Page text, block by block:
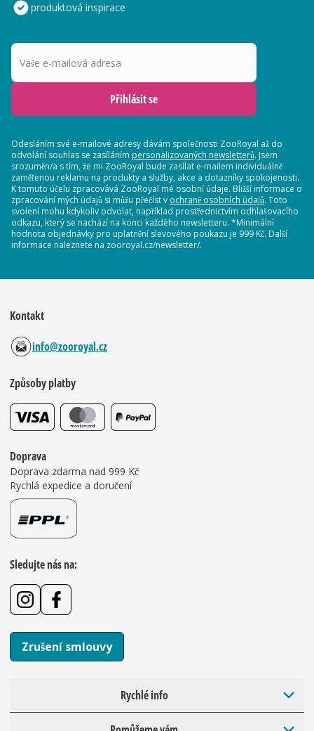
produktová inspirace
Vaše e-mailová adresa
Přihlásit se
Odesláním své e-mailové adresy dávám společnosti ZooRoyal až do
odvolání souhlas se zasíláním personalizovaných newsletterů. Jsem
srozuměn/a s tím, že mi ZooRoyal bude zasílat e-mailem individuálně
zaměřenou reklamu na produkty a služby, akce a dotazníky spokojenosti.
K tomuto účelu zpracovává ZooRoyal mé osobní údaje. Bližší informace o
zpracování mých údajů si můžu přečíst v ochraně osobních údajů. Toto
svolení mohu kdykoliv odvolat, například prostřednictvím odhlašovacího
odkazu, který se nachází na konci každého newsletteru. *Minimální
hodnota objednávky pro uplatnění slevového poukazu je 999 Kč. Další
informace naleznete na zooroyal.cz/newsletter/.
Kontakt
info@zooroyal.cz
Způsoby platby
Doprava
Doprava zdarma nad 999 Kč
Rychlá expedice a doručení
Sledujte nás na:
Zrušení smlouvy
Rychlé info